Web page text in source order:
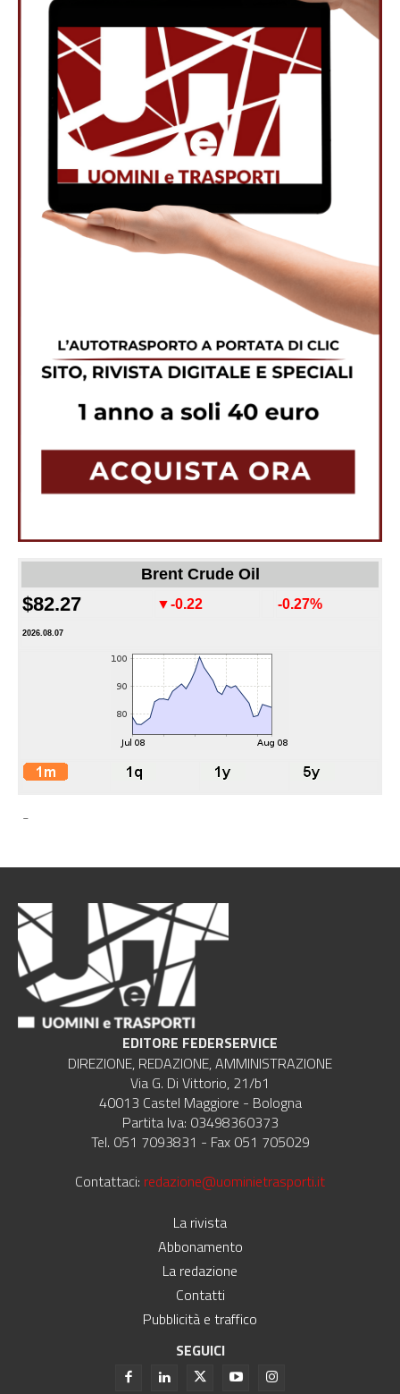
Brent Crude Oil
$82.27 ▼-0.22 -0.27%
2026.08.07
-
EDITORE FEDERSERVICE
DIREZIONE, REDAZIONE, AMMINISTRAZIONE
Via G. Di Vittorio, 21/b1
40013 Castel Maggiore - Bologna
Partita Iva: 03498360373
Tel. 051 7093831 - Fax 051 705029
Contattaci: redazione@uominietrasporti.it
La rivista
Abbonamento
La redazione
Contatti
Pubblicità e traffico
SEGUICI